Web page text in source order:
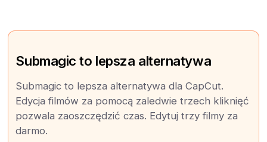
Submagic to lepsza alternatywa
Submagic to lepsza alternatywa dla CapCut.
Edycja filmów za pomocą zaledwie trzech kliknięć
pozwala zaoszczędzić czas. Edytuj trzy filmy za
darmo.